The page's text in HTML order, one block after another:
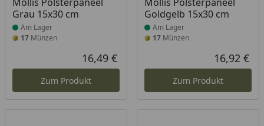
Grau 15x30 cm
Am Lager
17 Münzen
Aktueller Preis
16,49 €
Zum Produkt
Goldgelb 15x30 cm
Am Lager
17Münzen
16,92 €
Zum Produkt